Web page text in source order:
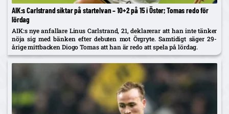
AIK:s Carlstrand siktar på startelvan – 10+2 på 15 i Öster; Tomas redo för
lördag
AIK:s nye anfallare Linus Carlstrand, 21, deklarerar att han inte tänker
nöja sig med bänken efter debuten mot Örgryte. Samtidigt säger 29-
årige mittbacken Diogo Tomas att han är redo att spela på lördag.